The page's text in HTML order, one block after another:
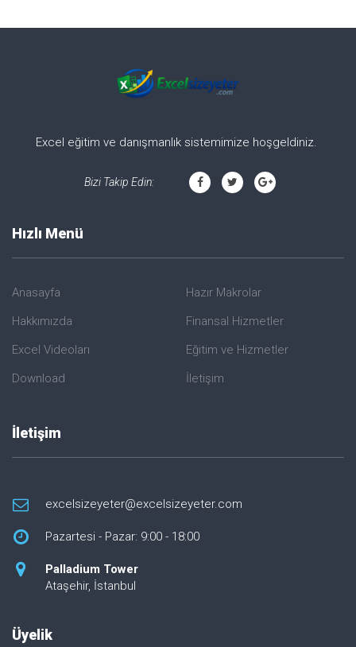
Excel eğitim ve danışmanlık sistemimize hoşgeldiniz.
Bizi Takip Edin:
Hızlı Menü
Anasayfa
Hakkımızda
Excel Videoları
Download
Hazır Makrolar
Finansal Hizmetler
Eğitim ve Hizmetler
İletişim
İletişim
excelsizeyeter@excelsizeyeter.com
Pazartesi - Pazar: 9:00 - 18:00
Palladium Tower
Ataşehir, İstanbul
Üyelik